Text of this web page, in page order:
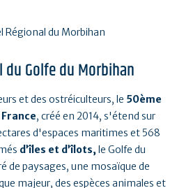
du Golfe du Morbihan
et des ostréiculteurs, le 50ème
, créé en 2014, s'étend sur
d'espaces maritimes et 568
d’îles et d’îlots, le Golfe du
de paysages, une mosaïque de
majeur, des espèces animales et